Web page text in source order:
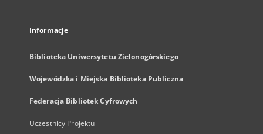
Informacje
Biblioteka Uniwersytetu Zielonogórskiego
Wojewódzka i Miejska Biblioteka Publiczna
Federacja Bibliotek Cyfrowych
Uczestnicy Projektu